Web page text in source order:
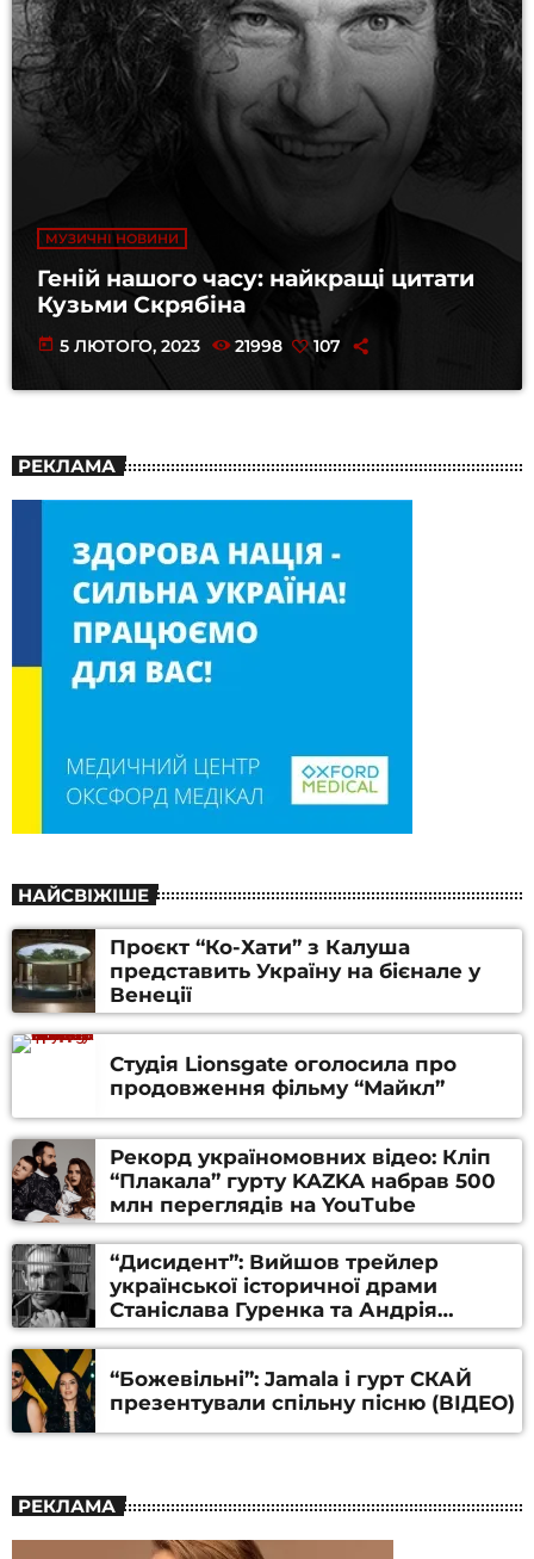
МУЗИЧНІ НОВИНИ
Геній нашого часу: найкращі цитати
Кузьми Скрябіна
today 5 ЛЮТОГО, 2023 21998 107
РЕКЛАМА
НАЙСВІЖІШЕ
Проєкт “Ко-Хати” з Калуша
представить Україну на бієнале у
Венеції
Студія Lionsgate оголосила про
продовження фільму “Майкл”
Рекорд україномовних відео: Кліп
“Плакала” гурту KAZKA набрав 500
млн переглядів на YouTube
“Дисидент”: Вийшов трейлер
української історичної драми
Станіслава Гуренка та Андрія
Алфьорова (ВІДЕО)
“Божевільні”: Jamala і гурт СКАЙ
презентували спільну пісню (ВІДЕО)
РЕКЛАМА